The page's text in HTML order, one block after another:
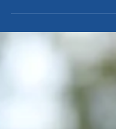
hvorfor har Tolletaten en så